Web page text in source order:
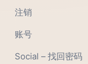
注销
账号
Social – 找回密码